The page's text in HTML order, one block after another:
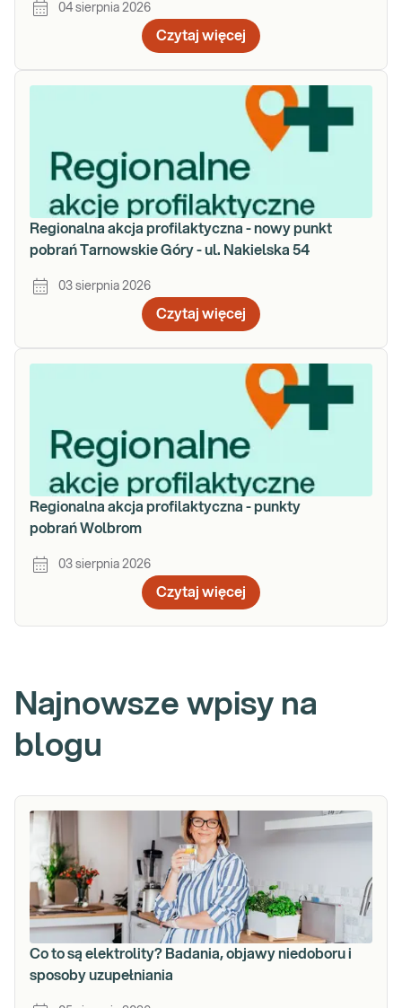
04 sierpnia 2026
Czytaj więcej
Regionalna akcja profilaktyczna - nowy punkt
pobrań Tarnowskie Góry - ul. Nakielska 54
03 sierpnia 2026
Czytaj więcej
Regionalna akcja profilaktyczna - punkty
pobrań Wolbrom
03 sierpnia 2026
Czytaj więcej
Najnowsze wpisy na
blogu
Co to są elektrolity? Badania, objawy niedoboru i
sposoby uzupełniania